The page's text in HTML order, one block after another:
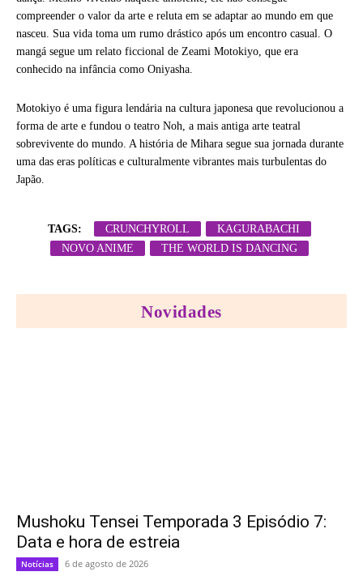
compreender o valor da arte e reluta em se adaptar ao mundo em que
nasceu. Sua vida toma um rumo drástico após um encontro casual. O
mangá segue um relato ficcional de Zeami Motokiyo, que era
conhecido na infância como Oniyasha.
Motokiyo é uma figura lendária na cultura japonesa que revolucionou a
forma de arte e fundou o teatro Noh, a mais antiga arte teatral
sobrevivente do mundo. A história de Mihara segue sua jornada durante
uma das eras políticas e culturalmente vibrantes mais turbulentas do
Japão.
TAGS: CRUNCHYROLL
KAGURABACHI
NOVO ANIME
THE WORLD IS DANCING
Novidades
Mushoku Tensei Temporada 3 Episódio 7:
Data e hora de estreia
Notícias 6 de agosto de 2026